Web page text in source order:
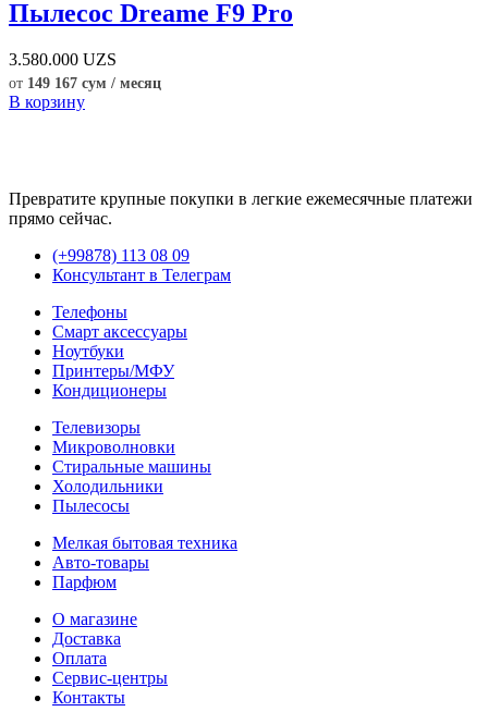
Пылесос Dreame F9 Pro
3.580.000 UZS
от 149 167 сум / месяц
В корзину
Превратите крупные покупки в легкие ежемесячные платежи
прямо сейчас.
(+99878) 113 08 09
Консультант в Телеграм
Телефоны
Смарт аксессуары
Ноутбуки
Принтеры/МФУ
Кондиционеры
Телевизоры
Микроволновки
Стиральные машины
Холодильники
Пылесосы
Мелкая бытовая техника
Авто-товары
Парфюм
О магазине
Доставка
Оплата
Сервис-центры
Контакты